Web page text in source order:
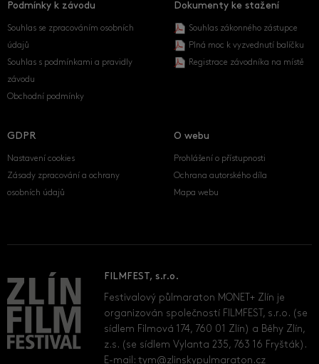
Podmínky k závodu
Souhlas se zpracováním osobních
údajů
Souhlas s podmínkami a pravidly
závodu
Obchodní podmínky
Dokumenty ke stažení
Souhlas zákonného zástupce
Plná moc k vyzvednutí balíčku
Registrace závodníka na místě
GDPR
Nastavení cookies
Zásady zpracování a ochrany
osobních údajů
O webu
Prohlášení o přístupnosti
Ochrana autorského díla
Mapa webu
FILMFEST, s.r.o.
Festivalový půlmaraton MONET+ Zlín je
organizován společností FILMFEST, s.r.o. (se
sídlem Filmová 174, 760 01 Zlín) a Běhy Zlín,
z.s. (se sídlem Vylanta 235, 763 16 Fryšták).
E-mail:tym@zlinskypulmaraton.cz